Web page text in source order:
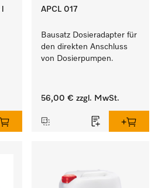
APCL 017
Bausatz Dosieradapter für
den direkten Anschluss
von Dosierpumpen.
56,00 € zzgl. MwSt.